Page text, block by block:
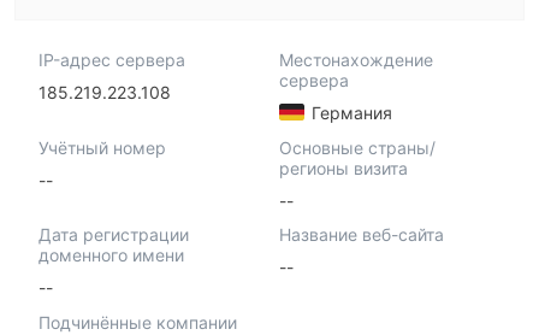
IP-адрес сервера
185.219.223.108
Местонахождение
сервера
Германия
Учётный номер
--
Основные страны/
регионы визита
--
Дата регистрации
доменного имени
--
Название веб-сайта
--
Подчинённые компании